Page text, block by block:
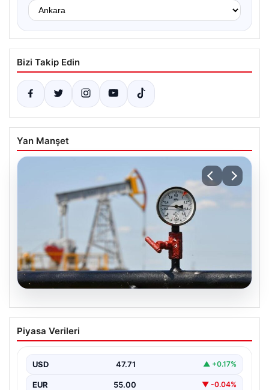
Bizi Takip Edin
Yan Manşet
25 Mayıs Petrol Fiyatlarında Düşüş:
Brent ve WTI Güncel Durum
maddelerinden biri olan petrol fiyatlarındaki hareketlilik,
özellikle Orta…
Piyasa Verileri
USD 47.71 ▲ +0.17%
EUR 55.00 ▼ -0.04%